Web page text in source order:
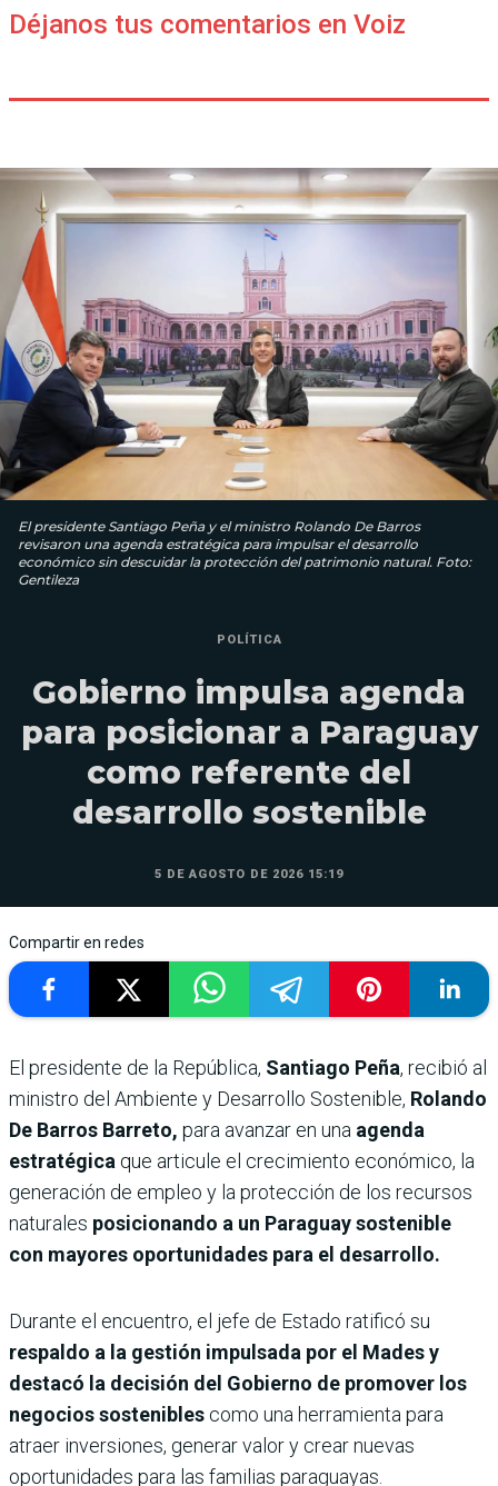
Déjanos tus comentarios en Voiz
El presidente Santiago Peña y el ministro Rolando De Barros
revisaron una agenda estratégica para impulsar el desarrollo
económico sin descuidar la protección del patrimonio natural. Foto:
Gentileza
POLÍTICA
Gobierno impulsa agenda
para posicionar a Paraguay
como referente del
desarrollo sostenible
5 DE AGOSTO DE 2026 15:19
Compartir en redes
El presidente de la República, Santiago Peña, recibió al
ministro del Ambiente y Desarrollo Sostenible, Rolando
De Barros Barreto, para avanzar en una agenda
estratégica que articule el crecimiento económico, la
generación de empleo y la protección de los recursos
naturales posicionando a un Paraguay sostenible
con mayores oportunidades para el desarrollo.
Durante el encuentro, el jefe de Estado ratificó su
respaldo a la gestión impulsada por el Mades y
destacó la decisión del Gobierno de promover los
negocios sostenibles como una herramienta para
atraer inversiones, generar valor y crear nuevas
oportunidades para las familias paraguayas.